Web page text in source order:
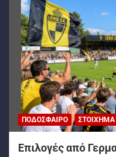
ΠΟΔΌΣΦΑΙΡΟ ΣΤΟΊΧΗΜΑ
Επιλογές από